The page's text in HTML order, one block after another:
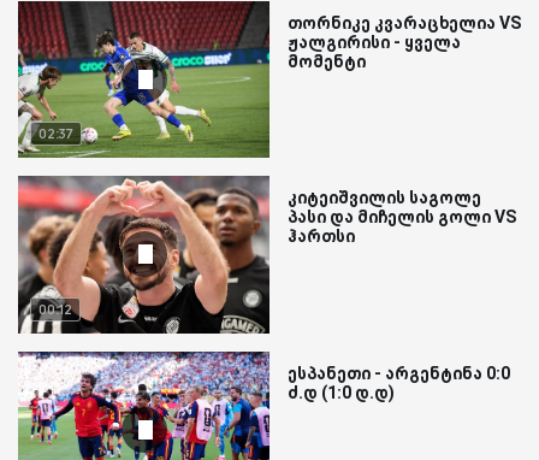
02:37
თორნიკე კვარაცხელია VS
ჟალგირისი - ყველა
მომენტი
00:12
კიტეიშვილის საგოლე
პასი და მიჩელის გოლი VS
ჰართსი
ესპანეთი - არგენტინა 0:0
ძ.დ (1:0 დ.დ)